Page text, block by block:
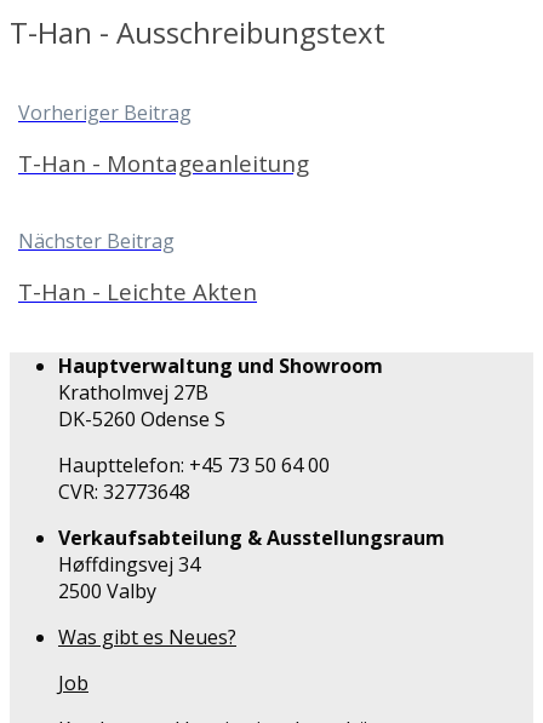
T-Han - Ausschreibungstext
Vorheriger Beitrag
T-Han - Montageanleitung
Nächster Beitrag
T-Han - Leichte Akten
Hauptverwaltung und Showroom
Kratholmvej 27B
DK-5260 Odense S
Haupttelefon: +45 73 50 64 00
CVR: 32773648
Verkaufsabteilung & Ausstellungsraum
Høffdingsvej 34
2500 Valby
Was gibt es Neues?
Job